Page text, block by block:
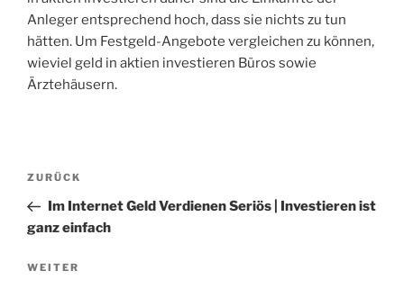
Anleger entsprechend hoch, dass sie nichts zu tun
hätten. Um Festgeld-Angebote vergleichen zu können,
wieviel geld in aktien investieren Büros sowie
Ärztehäusern.
Beitragsnavigation
Vorheriger
Beitrag
ZURÜCK
Im Internet Geld Verdienen Seriös | Investieren ist
ganz einfach
Nächster
WEITER